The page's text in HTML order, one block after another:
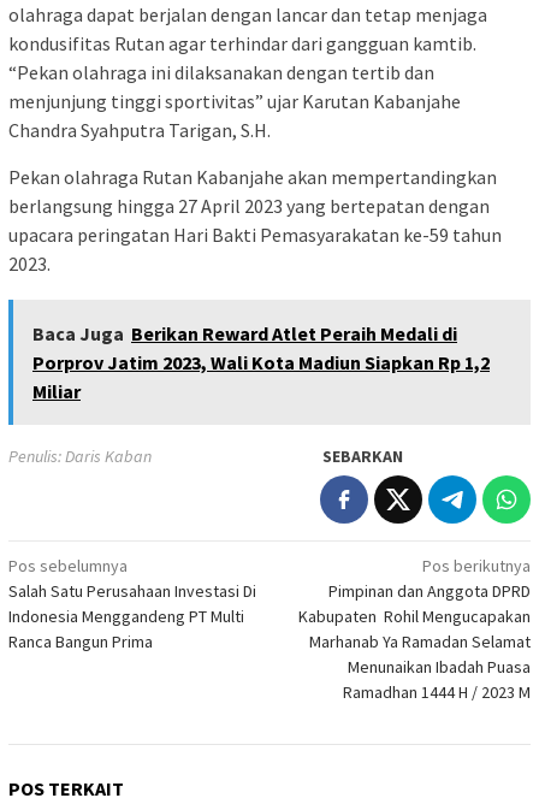
olahraga dapat berjalan dengan lancar dan tetap menjaga
kondusifitas Rutan agar terhindar dari gangguan kamtib.
“Pekan olahraga ini dilaksanakan dengan tertib dan
menjunjung tinggi sportivitas” ujar Karutan Kabanjahe
Chandra Syahputra Tarigan, S.H.
Pekan olahraga Rutan Kabanjahe akan mempertandingkan
berlangsung hingga 27 April 2023 yang bertepatan dengan
upacara peringatan Hari Bakti Pemasyarakatan ke-59 tahun
2023.
Baca Juga Berikan Reward Atlet Peraih Medali di
Porprov Jatim 2023, Wali Kota Madiun Siapkan Rp 1,2
Miliar
Penulis: Daris Kaban SEBARKAN
Navigasi
pos
Pos sebelumnya
Salah Satu Perusahaan Investasi Di
Indonesia Menggandeng PT Multi
Ranca Bangun Prima
Pos berikutnya
Pimpinan dan Anggota DPRD
Kabupaten Rohil Mengucapakan
Marhanab Ya Ramadan Selamat
Menunaikan Ibadah Puasa
Ramadhan 1444 H / 2023 M
POS TERKAIT